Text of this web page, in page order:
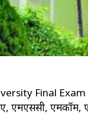
Final Exam
एमएससी, एमकॉम,